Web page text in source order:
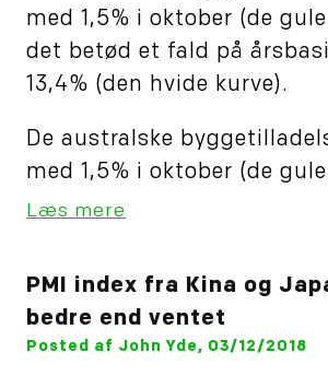
med 1,5% i oktober (de
det betød et fald på
13,4% (den hvide kurve).
De australske
med 1,5% i oktober (de
Læs mere
PMI index fra Kina og
bedre end ventet
Posted af John Yde, 03/12/2018